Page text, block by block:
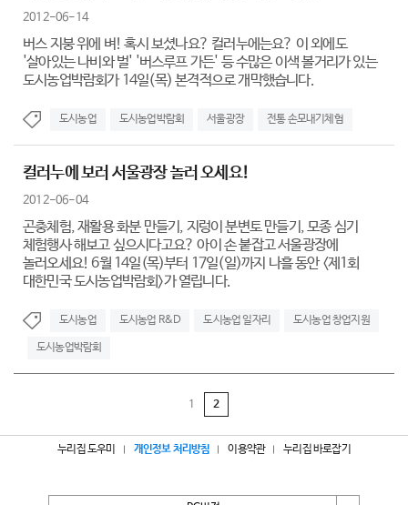
2012-06-14
버스 지붕 위에 벼! 혹시 보셨나요? 컬러누에는요? 이 외에도
'살아있는 나비와 벌' '버스루프 가든' 등 수많은 이색 볼거리가 있는
도시농업박람회가 14일(목) 본격적으로 개막했습니다.
도시농업 도시농업박람회 서울광장 전통 손모내기체험
컬러누에 보러 서울광장 놀러 오세요!
2012-06-04
곤충체험, 재활용 화분 만들기, 지렁이 분변토 만들기, 모종 심기
체험행사 해보고 싶으시다고요? 아이 손 붙잡고 서울광장에
놀러오세요! 6월 14일(목)부터 17일(일)까지 나흘 동안 <제1회
대한민국 도시농업박람회>가 열립니다.
도시농업 도시농업 R&D 도시농업 일자리 도시농업 창업지원
도시농업박람회
1 2
누리집 도우미 개인정보 처리방침 이용약관 누리집 바로잡기